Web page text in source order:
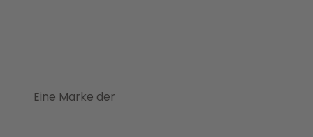
Eine Marke der